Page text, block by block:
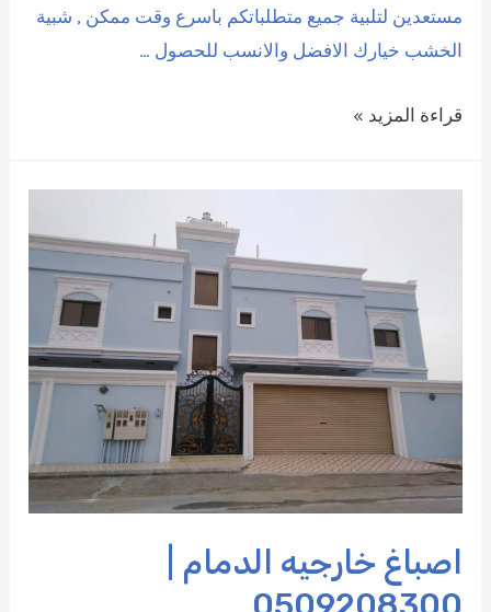
مستعدين لتلبية جميع متطلباتكم باسرع وقت ممكن , شبية
الخشب خيارك الافضل والانسب للحصول …
ديكورات
قراءة المزيد »
اصباغ خارجيه الدمام |